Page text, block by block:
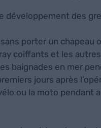
développement des
porter un chapeau
coiffants et les
baignades en mer
jours après
ou la moto pendant